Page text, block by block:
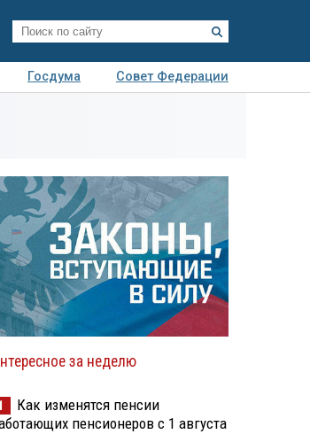
Госдума
Совет Федерации
за неделю
Как изменятся пенсии
пенсионеров с 1 августа